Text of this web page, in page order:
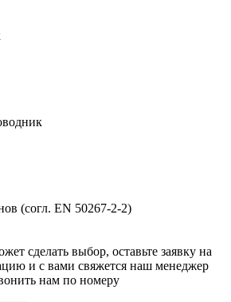
(согл. EN 50267-2-2)
сделать выбор, оставьте заявку на
и с вами свяжется наш менеджер
нам по номеру